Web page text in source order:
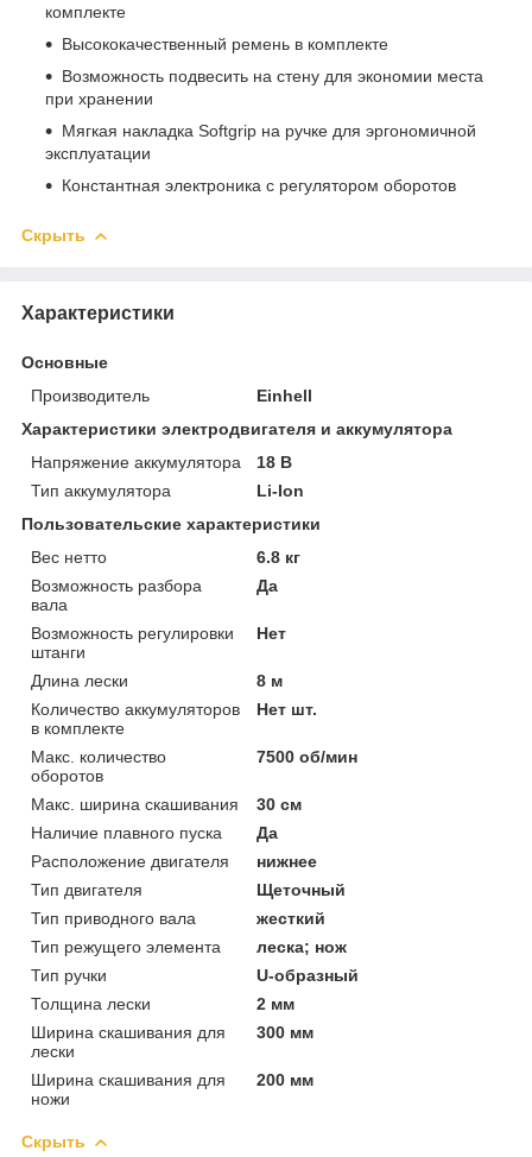
комплекте
Высококачественный ремень в комплекте
Возможность подвесить на стену для экономии места
при хранении
Мягкая накладка Softgrip на ручке для эргономичной
эксплуатации
Константная электроника с регулятором оборотов
Скрыть
Характеристики
Основные
Производитель
Einhell
Характеристики электродвигателя и аккумулятора
Напряжение аккумулятора
18 В
Тип аккумулятора
Li-Ion
Пользовательские характеристики
Вес нетто
6.8 кг
Возможность разбора
вала
Да
Возможность регулировки
штанги
Нет
Длина лески
8 м
Количество аккумуляторов
в комплекте
Нет шт.
Макс. количество
оборотов
7500 об/мин
Макс. ширина скашивания
30 см
Наличие плавного пуска
Да
Расположение двигателя
нижнее
Тип двигателя
Щеточный
Тип приводного вала
жесткий
Тип режущего элемента
леска; нож
Тип ручки
U-образный
Толщина лески
2 мм
Ширина скашивания для
лески
300 мм
Ширина скашивания для
ножи
200 мм
Скрыть